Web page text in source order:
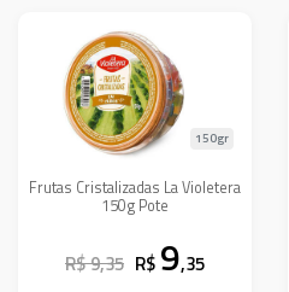
Frutas Cristalizadas La Violetera
150g Pote
150gr
R$ 9,35 R$ 9,35